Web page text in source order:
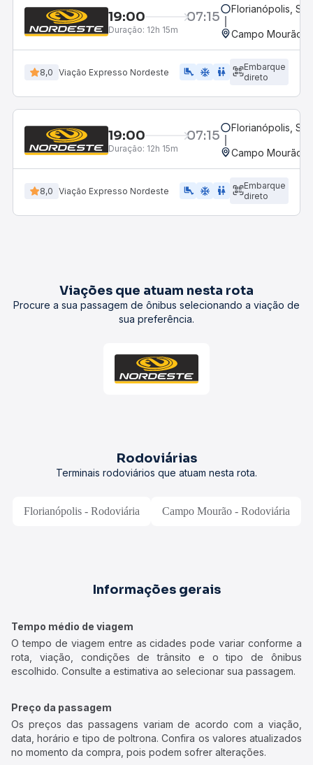
19:00 07:15
Duração: 12h 15m
Florianópolis, SC
Campo Mourão,
8,0 Viação Expresso Nordeste airline_seat_legroom_extra ac_unit WC
Embarque
direto
19:00 07:15
Duração: 12h 15m
Florianópolis, SC
Campo Mourão,
8,0 Viação Expresso Nordeste airline_seat_legroom_extra ac_unit WC
Embarque
direto
Viações que atuam nesta rota
Procure a sua passagem de ônibus selecionando a viação de
sua preferência.
Rodoviárias
Terminais rodoviários que atuam nesta rota.
Florianópolis - Rodoviária Campo Mourão - Rodoviária
Informações gerais
Tempo médio de viagem
O tempo de viagem entre as cidades pode variar conforme a
rota, viação, condições de trânsito e o tipo de ônibus
escolhido. Consulte a estimativa ao selecionar sua passagem.
Preço da passagem
Os preços das passagens variam de acordo com a viação,
data, horário e tipo de poltrona. Confira os valores atualizados
no momento da compra, pois podem sofrer alterações.